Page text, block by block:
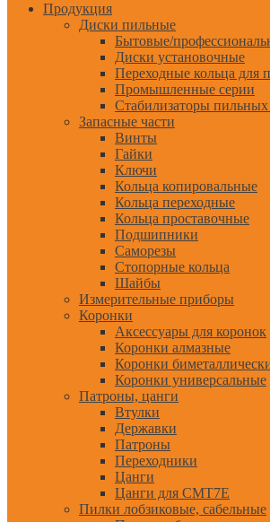
Продукция
Диски пильные
Бытовые/
Диски установочные
Переходные кольца для
Промышленные серии
Стабилизаторы пильных
Запасные части
Винты
Гайки
Ключи
Кольца копировальные
Кольца переходные
Кольца проставочные
Подшипники
Саморезы
Стопорные кольца
Шайбы
Измерительные приборы
Коронки
Аксессуары для коронок
Коронки алмазные
Коронки
Коронки универсальные
Патроны, цанги
Втулки
Державки
Патроны
Переходники
Цанги
Цанги для CMT7E
Пилки лобзиковые, сабельные